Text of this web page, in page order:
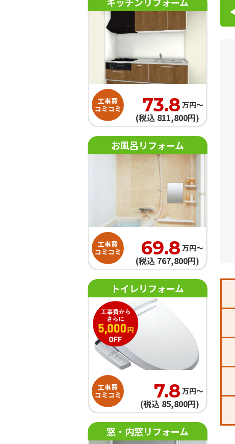
工事費
コミコミ 73.8 万円〜
(税込 811,800円)
お風呂リフォーム
工事費
コミコミ 69.8 万円〜
(税込 767,800円)
トイレリフォーム
工事費
コミコミ 7.8 万円〜
(税込 85,800円)
窓・内窓リフォーム